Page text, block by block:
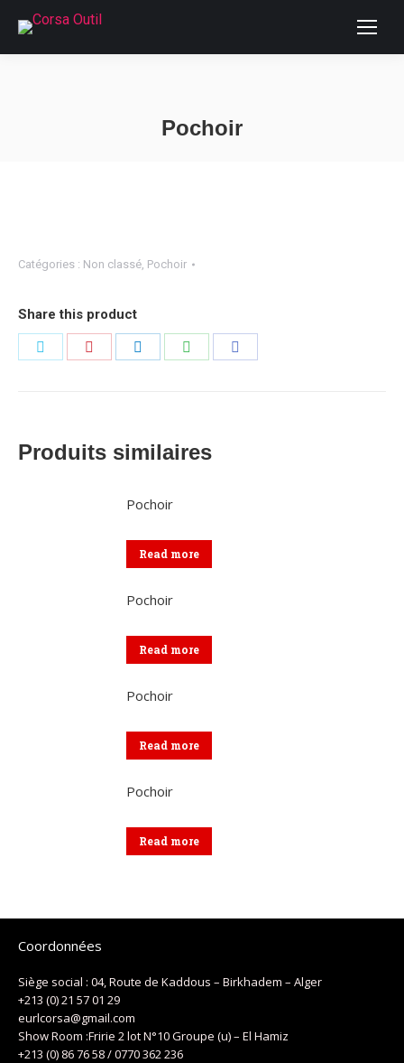
Pochoir
Catégories : Non classé, Pochoir
Share this product
Partager Partager Partager Partager
Produits similaires
Pochoir
Read more
Pochoir
Read more
Pochoir
Read more
Pochoir
Read more
Coordonnées
Siège social : 04, Route de Kaddous – Birkhadem – Alger
+213 (0) 21 57 01 29
eurlcorsa@gmail.com
Show Room :Fririe 2 lot N°10 Groupe (u) – El Hamiz
+213 (0) 86 76 58 / 0770 362 236